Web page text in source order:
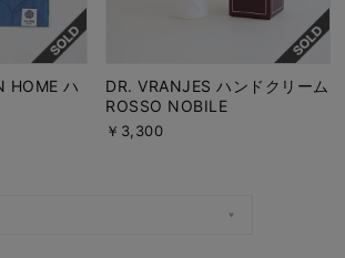
HOME ハ
DR. VRANJES ハンドクリーム
ROSSO NOBILE
￥3,300